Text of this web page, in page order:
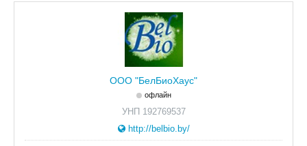
ООО "БелБиоХаус"
офлайн
УНП 192769537
http://belbio.by/